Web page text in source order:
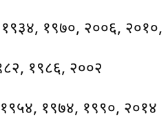
१९३४, १९७०, २००६, २०१०,
१९८६, २००२
१९५४, १९७४, १९९०, २०१४